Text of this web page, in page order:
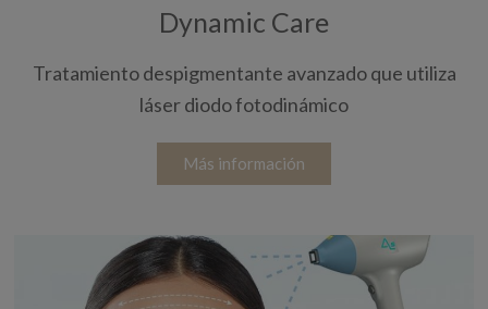
Dynamic Care
Tratamiento despigmentante avanzado que utiliza
láser diodo fotodinámico
Más información